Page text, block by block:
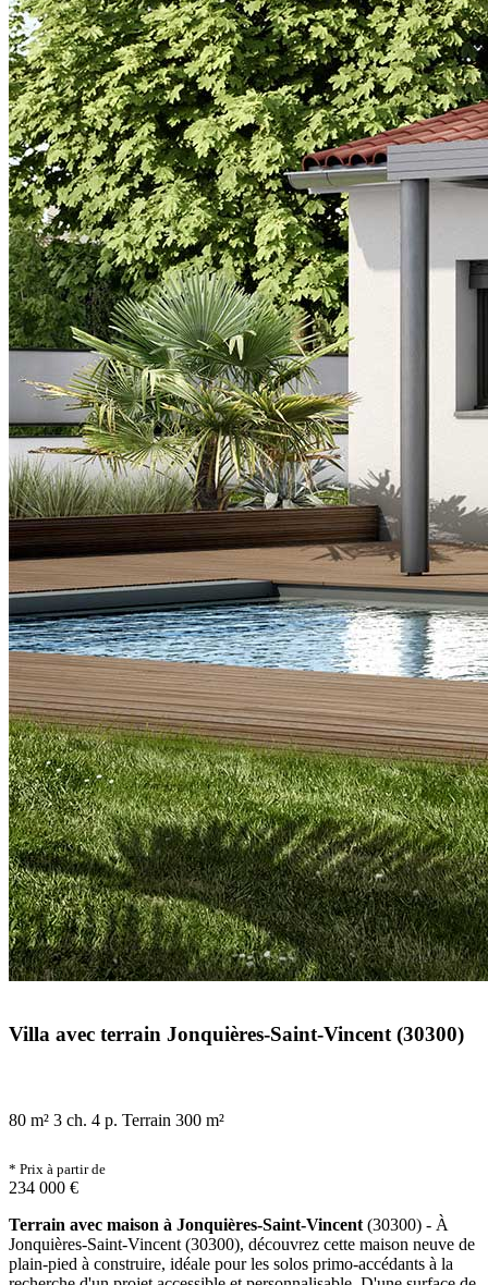
Villa avec terrain Jonquières-Saint-Vincent (30300)
80 m² 3 ch. 4 p. Terrain 300 m²
* Prix à partir de
234 000 €
Terrain avec maison à Jonquières-Saint-Vincent (30300) - À
Jonquières-Saint-Vincent (30300), découvrez cette maison neuve de
plain-pied à construire, idéale pour les solos primo-accédants à la